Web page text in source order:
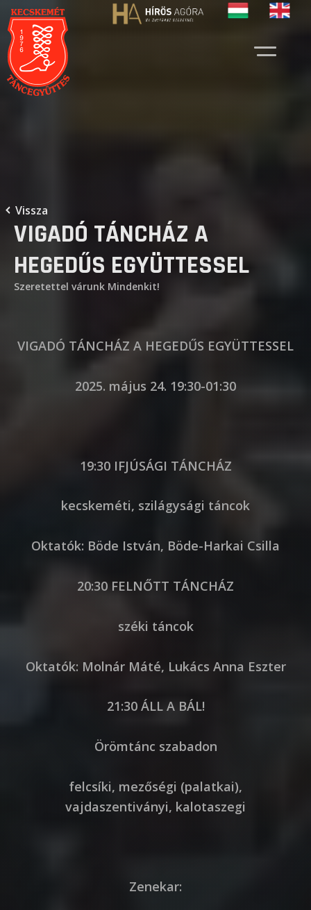
Vissza
VIGADÓ TÁNCHÁZ A
HEGEDŰS EGYÜTTESSEL
Szeretettel várunk Mindenkit!
VIGADÓ TÁNCHÁZ A HEGEDŰS EGYÜTTESSEL
2025. május 24. 19:30-01:30
19:30 IFJÚSÁGI TÁNCHÁZ
kecskeméti, szilágysági táncok
Oktatók: Böde István, Böde-Harkai Csilla
20:30 FELNŐTT TÁNCHÁZ
széki táncok
Oktatók: Molnár Máté, Lukács Anna Eszter
21:30 ÁLL A BÁL!
Örömtánc szabadon
felcsíki, mezőségi (palatkai),
vajdaszentiványi, kalotaszegi
Zenekar: